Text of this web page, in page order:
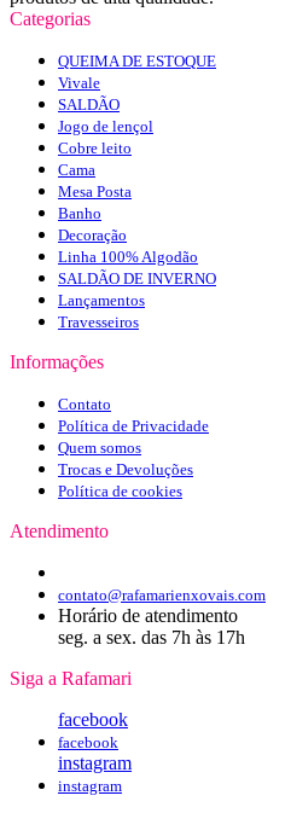
Categorias
QUEIMA DE ESTOQUE
Vivale
SALDÃO
Jogo de lençol
Cobre leito
Cama
Mesa Posta
Banho
Decoração
Linha 100% Algodão
SALDÃO DE INVERNO
Lançamentos
Travesseiros
Informações
Contato
Política de Privacidade
Quem somos
Trocas e Devoluções
Política de cookies
Atendimento
contato@rafamarienxovais.com
Horário de atendimento
seg. a sex. das 7h às 17h
Siga a Rafamari
facebook
facebook
instagram
instagram